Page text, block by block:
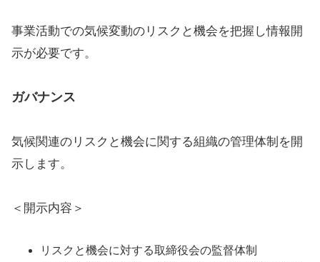
事業活動での気候変動のリスクと機会を把握し情報開
示が必要です。
ガバナンス
気候関連のリスクと機会に関する組織の管理体制を開
示します。
＜開示内容＞
リスクと機会に対する取締役会の監督体制